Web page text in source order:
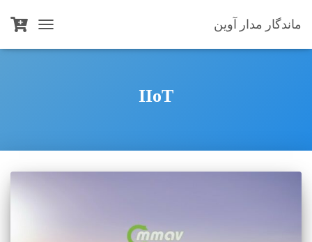
ماندگار مدار آوین
TOGGLE
NAVIGATION
IIoT